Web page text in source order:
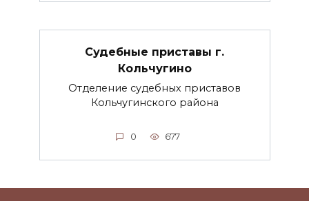
Судебные приставы г.
Кольчугино
Отделение судебных приставов
Кольчугинского района
0 677